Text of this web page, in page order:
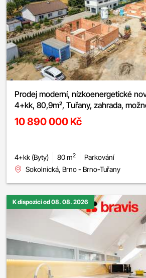
Prodej moderní, nízkoenergetické
4+kk, 80,9m², Tuřany, zahrada,
parkování
10 890 000 Kč
4+kk (Byty) 80 m2
Parkování
Sokolnická, Brno - Brno-Tuřany
K dispozici od 08. 08. 2026